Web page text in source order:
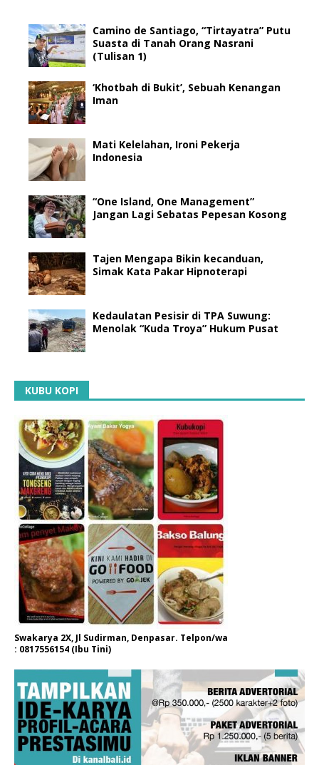
Camino de Santiago, “Tirtayatra” Putu
Suasta di Tanah Orang Nasrani
(Tulisan 1)
‘Khotbah di Bukit’, Sebuah Kenangan
Iman
Mati Kelelahan, Ironi Pekerja
Indonesia
“One Island, One Management”
Jangan Lagi Sebatas Pepesan Kosong
Tajen Mengapa Bikin kecanduan,
Simak Kata Pakar Hipnoterapi
Kedaulatan Pesisir di TPA Suwung:
Menolak “Kuda Troya” Hukum Pusat
KUBU KOPI
Swakarya 2X, Jl Sudirman, Denpasar. Telpon/wa
: 0817556154 (Ibu Tini)